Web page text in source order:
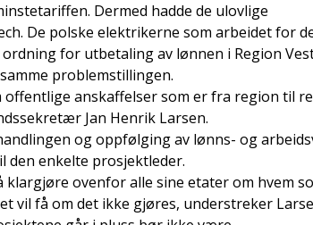
Dermed hadde de ulovlige
De polske elektrikerne som arbeidet for
for utbetaling av lønnen i Region
problemstillingen.
anskaffelser som er fra region til
Jan Henrik Larsen.
og oppfølging av lønns- og
den enkelte prosjektleder.
ovenfor alle sine etater om hvem
vil få om det ikke gjøres, understreker